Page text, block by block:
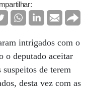
intrigados com o
o deputado aceitar
de terem
desta vez com as